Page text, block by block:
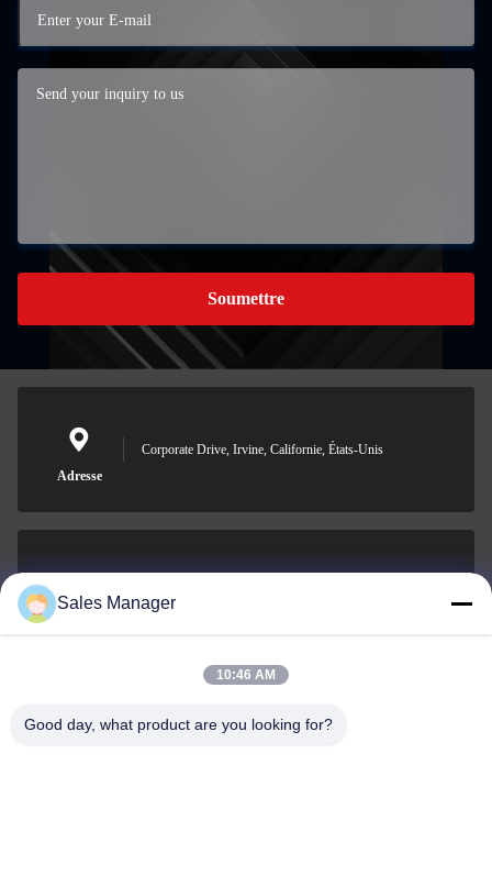
Soumettre
Adresse
Corporate Drive, Irvine, Californie, États-Unis
001-512-7443871
Sales Manager
10:46 AM
Good day, what product are you looking for?